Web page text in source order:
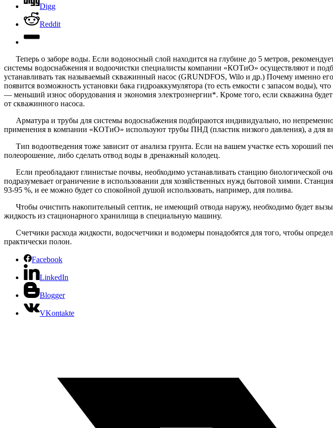
Digg
Reddit
Теперь о заборе воды. Если водоносный слой находится на глубине до 5 метров,
системы водоснабжения и водоочистки специалисты компании «КОТиО» осуществляют и
устанавливать так называемый скважинный насос (GRUNDFOS, Wilo и др.) Почему именно
появится возможность установки бака гидроаккумулятора (то есть емкости с запасом воды),
— меньший износ оборудования и экономия электроэнергии*. Кроме того, если скважина
от скважинного насоса.
Арматура и трубы для системы водоснабжения подбираются индивидуально, но
применения в компании «КОТиО» используют трубы ПНД (пластик низкого давления), а
Тип водоотведения тоже зависит от анализа грунта. Если на вашем участке есть
полеорошение, либо сделать отвод воды в дренажный колодец.
Если преобладают глинистые почвы, необходимо устанавливать станцию биологической
подразумевает ограничение в использовании для хозяйственных нужд бытовой химии.
93-95 %, и ее можно будет со спокойной душой использовать, например, для полива.
Чтобы очистить накопительный септик, не имеющий отвода наружу, необходимо будет
жидкость из стационарного хранилища в специальную машину.
Счетчики расхода жидкости, водосчетчики и водомеры понадобятся для того, чтобы
практически полон.
Facebook
LinkedIn
Blogger
VKontakte